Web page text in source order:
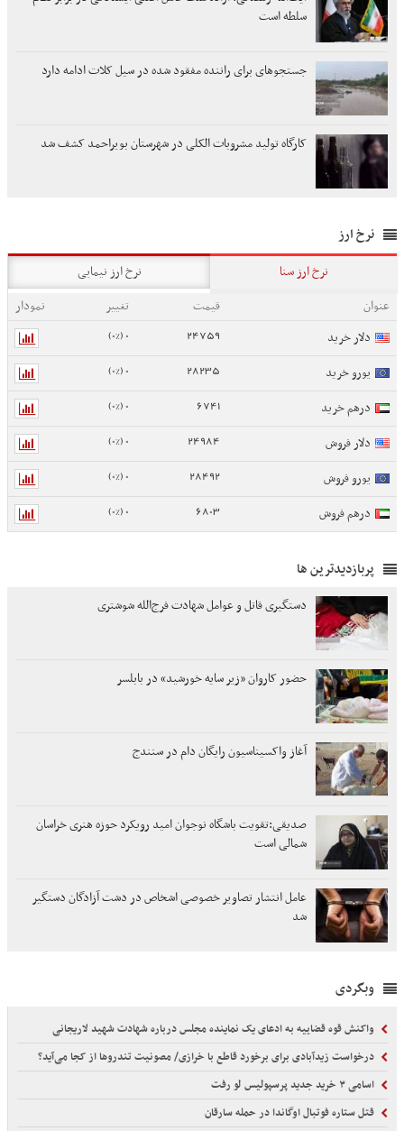
سلطه است
جستجوهای برای راننده مفقود شده در سیل کلات ادامه دارد
کارگاه تولید مشروبات الکلی در شهرستان بویراحمد کشف شد
نرخ ارز
نرخ ارز سنا
نرخ ارز نیمایی
عنوان
قیمت تغییر
نمودار
دلار خرید
24759
0 (0%)
یورو خرید 28235
0 (0%)
درهم خرید 6741
0 (0%)
دلار فروش 24984
0 (0%)
یورو فروش 28492
0 (0%)
درهم فروش 6803
0 (0%)
پربازدیدترین ها
دستگیری قاتل و عوامل شهادت فرج‌الله شوشتری
حضور کاروان «زیر سایه خورشید» در بابلسر
آغاز واکسیناسیون رایگان دام در سنندج
صدیقی:تقویت باشگاه نوجوان امید رویکرد حوزه هنری خراسان
شمالی است
عامل انتشار تصاویر خصوصی اشخاص در دشت آزادگان دستگیر
شد
وبگردی
واکنش قوه قضاییه به ادعای یک نماینده مجلس درباره شهادت شهید لاریجانی
درخواست زیدآبادی برای برخورد قاطع با خرازی/ مصونیت تندروها از کجا می‌آید؟
اسامی ۳ خرید جدید پرسپولیس لو رفت
قتل ستاره فوتبال اوگاندا در حمله سارقان